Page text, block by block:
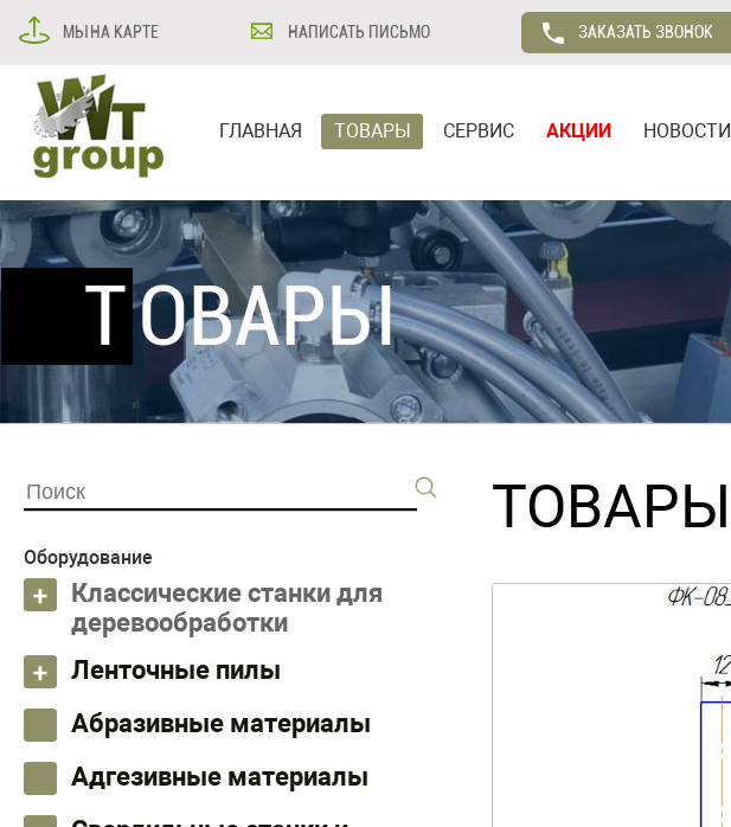
МЫ НА КАРТЕ НАПИСАТЬ ПИСЬМО ЗАКАЗАТЬ ЗВОНОК
ГЛАВНАЯ ТОВАРЫ СЕРВИС АКЦИИ НОВОСТИ
ТОВАРЫ
Оборудование
Классические станки для
деревообработки
Ленточные пилы
Абразивные материалы
Адгезивные материалы
ТОВАРЫ